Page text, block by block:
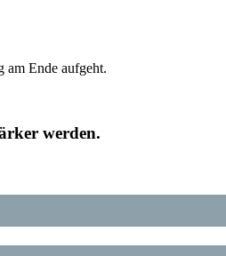
am Ende aufgeht.
werden.